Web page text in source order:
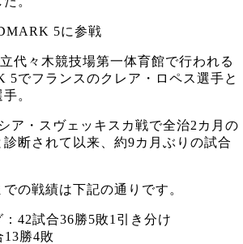
5に参戦
代々木競技場第一体育館で行われる
でフランスのクレア・ロペス選手と
。
ア・スヴェッキスカ戦で全治2カ月の
断されて以来、約9カ月ぶりの試合
の戦績は下記の通りです。
42試合36勝5敗1引き分け
勝4敗